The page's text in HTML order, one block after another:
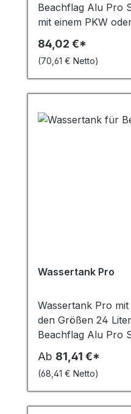
Beachflag Alu Pro
mit einem PKW
84,02 €*
(70,61 € Netto)
Wassertank Pro
Wassertank Pro
den Größen 24
Beachflag Alu Pro
gerade
Frosttemperaturen
Frostschutzmittel
Schäden zu
Ab 81,41 €*
(68,41 € Netto)